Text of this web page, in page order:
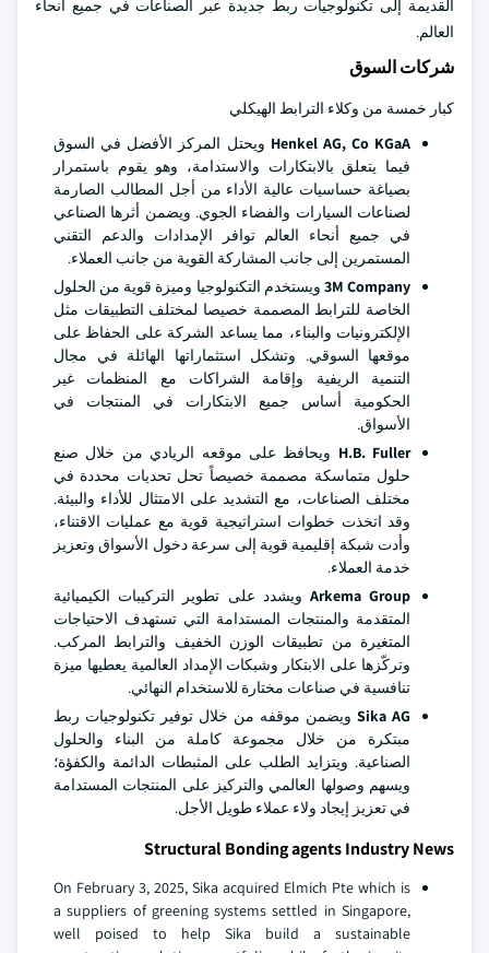
القديمة إلى تكنولوجيات ربط جديدة عبر الصناعات في جميع أنحاء
العالم.
شركات السوق
كبار خمسة من وكلاء الترابط الهيكلي
Henkel AG, Co KGaA ويحتل المركز الأفضل في السوق
فيما يتعلق بالابتكارات والاستدامة، وهو يقوم باستمرار
بصياغة حساسيات عالية الأداء من أجل المطالب الصارمة
لصناعات السيارات والفضاء الجوي. ويضمن أثرها الصناعي
في جميع أنحاء العالم توافر الإمدادات والدعم التقني
المستمرين إلى جانب المشاركة القوية من جانب العملاء.
3M Company ويستخدم التكنولوجيا وميزة قوية من الحلول
الخاصة للترابط المصممة خصيصا لمختلف التطبيقات مثل
الإلكترونيات والبناء، مما يساعد الشركة على الحفاظ على
موقعها السوقي. وتشكل استثماراتها الهائلة في مجال
التنمية الريفية وإقامة الشراكات مع المنظمات غير
الحكومية أساس جميع الابتكارات في المنتجات في
الأسواق.
H.B. Fuller ويحافظ على موقعه الريادي من خلال صنع
حلول متماسكة مصممة خصيصاً تحل تحديات محددة في
مختلف الصناعات، مع التشديد على الامتثال للأداء والبيئة.
وقد اتخذت خطوات استراتيجية قوية مع عمليات الاقتناء،
وأدت شبكة إقليمية قوية إلى سرعة دخول الأسواق وتعزيز
خدمة العملاء.
Arkema Group ويشدد على تطوير التركيبات الكيميائية
المتقدمة والمنتجات المستدامة التي تستهدف الاحتياجات
المتغيرة من تطبيقات الوزن الخفيف والترابط المركب.
وتركّزها على الابتكار وشبكات الإمداد العالمية يعطيها ميزة
تنافسية في صناعات مختارة للاستخدام النهائي.
Sika AG ويضمن موقفه من خلال توفير تكنولوجيات ربط
مبتكرة من خلال مجموعة كاملة من البناء والحلول
الصناعية. ويتزايد الطلب على المثبطات الدائمة والكفؤة؛
ويسهم وصولها العالمي والتركيز على المنتجات المستدامة
في تعزيز إيجاد ولاء عملاء طويل الأجل.
Structural Bonding agents Industry News
On February 3, 2025, Sika acquired Elmich Pte which is
a suppliers of greening systems settled in Singapore,
well poised to help Sika build a sustainable